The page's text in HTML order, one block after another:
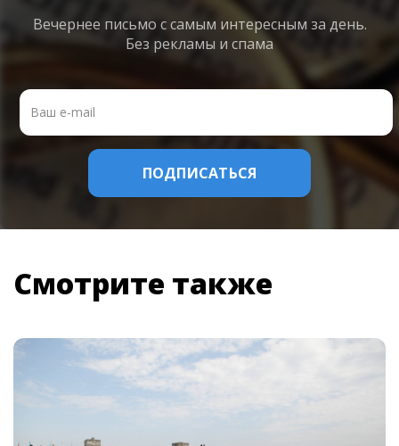
Вечернее письмо с самым интересным за день.
Без рекламы и спама
Смотрите также